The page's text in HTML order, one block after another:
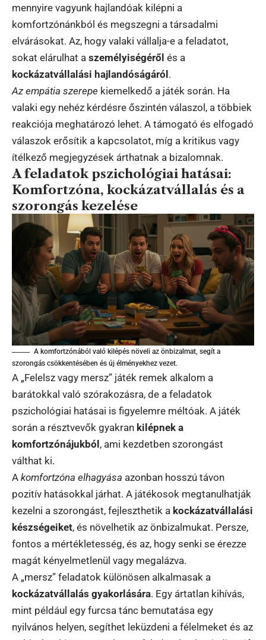
mennyire vagyunk hajlandóak kilépni a
komfortzónánkból és megszegni a társadalmi
elvárásokat. Az, hogy valaki vállalja-e a feladatot,
sokat elárulhat a személyiségéről és a
kockázatvállalási hajlandóságáról.
Az empátia szerepe kiemelkedő a játék során. Ha
valaki egy nehéz kérdésre őszintén válaszol, a többiek
reakciója meghatározó lehet. A támogató és elfogadó
válaszok erősítik a kapcsolatot, míg a kritikus vagy
ítélkező megjegyzések árthatnak a bizalomnak.
A feladatok pszichológiai hatásai:
Komfortzóna, kockázatvállalás és a
szorongás kezelése
A komfortzónából való kilépés növeli az önbizalmat, segít a
szorongás csökkentésében és új élményekhez vezet.
A „Felelsz vagy mersz” játék remek alkalom a
barátokkal való szórakozásra, de a feladatok
pszichológiai hatásai is figyelemre méltóak. A játék
során a résztvevők gyakran kilépnek a
komfortzónájukból , ami kezdetben szorongást
válthat ki.
A komfortzóna elhagyása azonban hosszú távon
pozitív hatásokkal járhat. A játékosok megtanulhatják
kezelni a szorongást, fejleszthetik a kockázatvállalási
készségeiket, és növelhetik az önbizalmukat. Persze,
fontos a mértékletesség, és az, hogy senki se érezze
magát kényelmetlenül vagy megalázva.
A „mersz” feladatok különösen alkalmasak a
kockázatvállalás gyakorlására. Egy ártatlan kihívás,
mint például egy furcsa tánc bemutatása egy
nyilvános helyen, segíthet leküzdeni a félelmeket és az